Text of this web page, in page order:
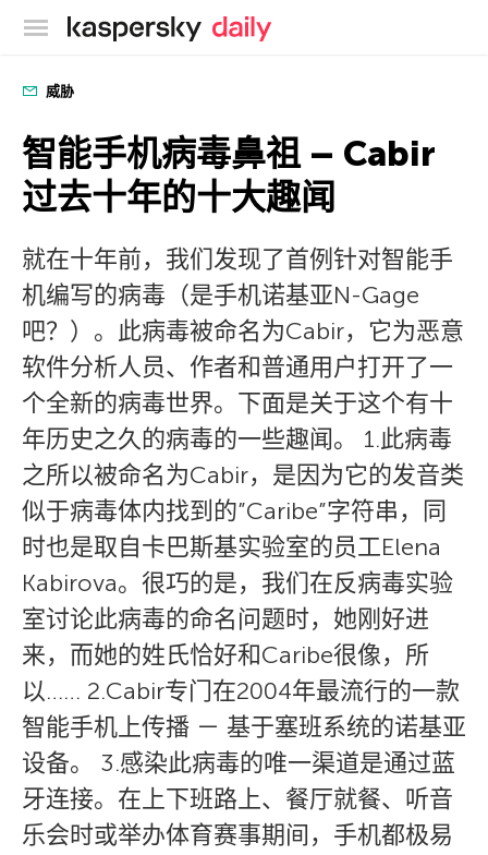
卡巴斯基官方博客
威胁
智能手机病毒鼻祖 – Cabir
过去十年的十大趣闻
就在十年前，我们发现了首例针对智能手
机编写的病毒（是手机诺基亚N-Gage
吧？）。此病毒被命名为Cabir，它为恶意
软件分析人员、作者和普通用户打开了一
个全新的病毒世界。下面是关于这个有十
年历史之久的病毒的一些趣闻。 1.此病毒
之所以被命名为Cabir，是因为它的发音类
似于病毒体内找到的”Caribe”字符串，同
时也是取自卡巴斯基实验室的员工Elena
Kabirova。很巧的是，我们在反病毒实验
室讨论此病毒的命名问题时，她刚好进
来，而她的姓氏恰好和Caribe很像，所
以…… 2.Cabir专门在2004年最流行的一款
智能手机上传播 － 基于塞班系统的诺基亚
设备。 3.感染此病毒的唯一渠道是通过蓝
牙连接。在上下班路上、餐厅就餐、听音
乐会时或举办体育赛事期间，手机都极易